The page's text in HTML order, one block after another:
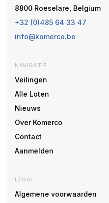
8800 Roeselare, Belgium
+32 (0)485 64 33 47
info@komerco.be
NAVIGATIE
Veilingen
Alle Loten
Nieuws
Over Komerco
Contact
Aanmelden
LEGAL
Algemene voorwaarden